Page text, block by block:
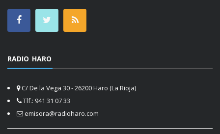
RADIO HARO
C/ De la Vega 30 - 26200 Haro (La Rioja)
Tlf.: 941 31 07 33
emisora@radioharo.com